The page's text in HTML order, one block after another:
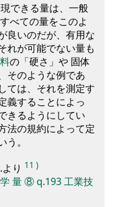
現できる量は、一般
べての量をこのよ
良いのだが、有用な
れが可能でない量も
の「硬さ」や 固体
そのような例であ
ては、それを測定す
義することによっ
きるようにしてい
法の規約によって定
う。
り 11 )
量⑧q.193工業技